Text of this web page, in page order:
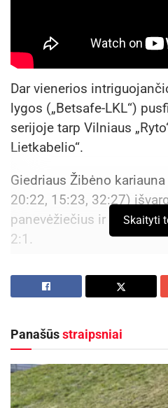
Dar vienerios
lygos („Betsafe-LKL“)
serijoje tarp Vilniaus
Lietkabelio“.
Giedriaus Žibėno
20:22, 15:23, 32:27)
panevėžiečius ir serijoje
2:1.
Aktualios naujienos
finansuojamas
Nuo rugpjūčio 10
Vakarinės gatvės
Skaityti
Panašūsstraipsniai